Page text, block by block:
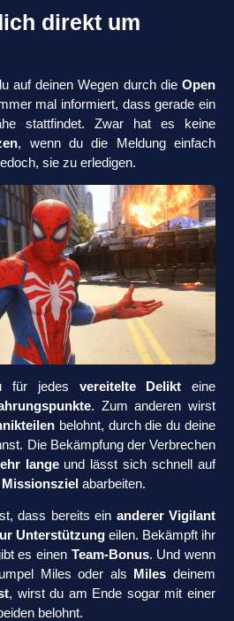
direkt um
auf deinen Wegen durch dieOpen
mal informiert, dass gerade ein
stattfindet. Zwar hat es keine
, wenn du die Meldung einfach
sie zu erledigen.
für jedes vereitelte Delikt eine
. Zum anderen wirst
belohnt, durch die du deine
Die Bekämpfung der Verbrechen
langeund lässt sich schnell auf
Missionsziel abarbeiten.
dass bereits ein anderer Vigilant
Unterstützung eilen. Bekämpft ihr
es einen Team-Bonus. Und wenn
Miles oder als Miles deinem
, wirst du am Ende sogar mit einer
belohnt.